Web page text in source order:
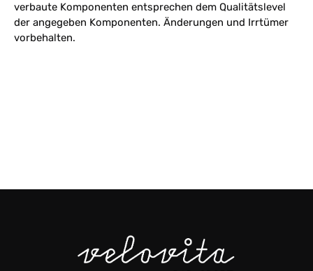
verbaute Komponenten entsprechen dem Qualitätslevel
der angegeben Komponenten. Änderungen und Irrtümer
vorbehalten.